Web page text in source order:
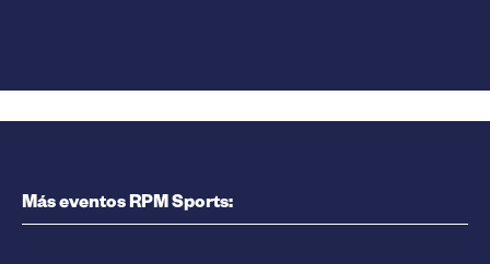
Más eventos RPM Sports: